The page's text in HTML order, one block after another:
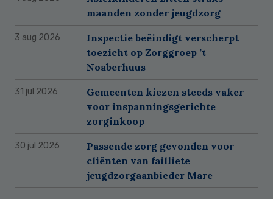
maanden zonder jeugdzorg
3 aug 2026
Inspectie beëindigt verscherpt
toezicht op Zorggroep ’t
Noaberhuus
31 jul 2026
Gemeenten kiezen steeds vaker
voor inspanningsgerichte
zorginkoop
30 jul 2026
Passende zorg gevonden voor
cliënten van failliete
jeugdzorgaanbieder Mare